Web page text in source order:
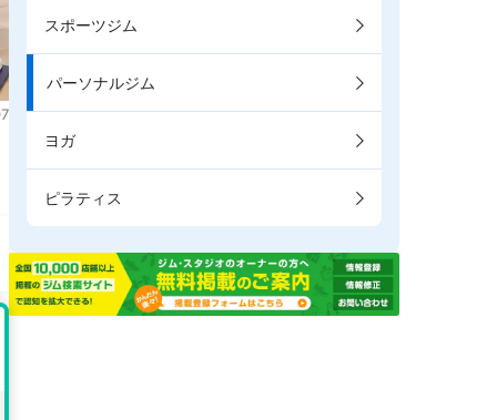
スポーツジム
パーソナルジム
ヨガ
ピラティス